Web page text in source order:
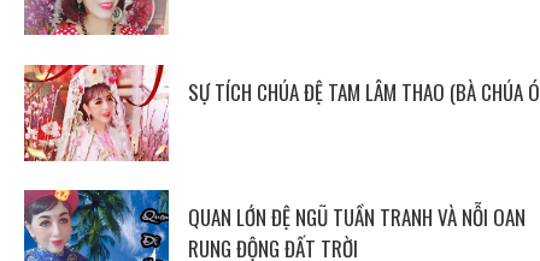
SỰ TÍCH CHÚA ĐỆ TAM LÂM THAO (BÀ CHÚA
QUAN LỚN ĐỆ NGŨ TUẦN TRANH VÀ NỖI OAN
RUNG ĐỘNG ĐẤT TRỜI